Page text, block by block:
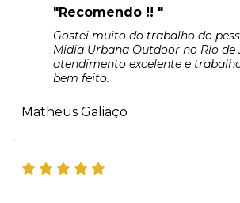
"Recomendo !! "
Gostei muito do trabalho do
Midia Urbana Outdoor no Rio de
atendimento excelente e
bem feito.
Matheus Galiaço